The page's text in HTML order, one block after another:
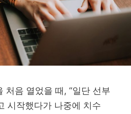
처음 열었을 때, “일단 선부
시작했다가 나중에 치수